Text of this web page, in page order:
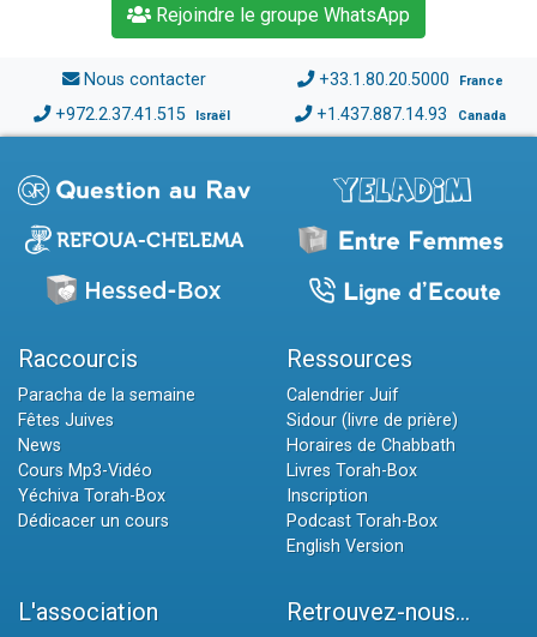
Rejoindre le groupe WhatsApp
Nous contacter +33.1.80.20.5000 France
+972.2.37.41.515 Israël +1.437.887.14.93 Canada
Raccourcis
Paracha de la semaine
Fêtes Juives
News
Cours Mp3-Vidéo
Yéchiva Torah-Box
Dédicacer un cours
Ressources
Calendrier Juif
Sidour (livre de prière)
Horaires de Chabbath
Livres Torah-Box
Inscription
Podcast Torah-Box
English Version
L'association Retrouvez-nous...